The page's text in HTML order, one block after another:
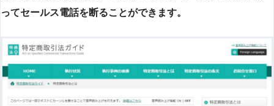
ってセールス電話を断ることができます。